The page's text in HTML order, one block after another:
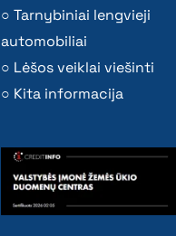
Tarnybiniai lengvieji
automobiliai
Lėšos veiklai viešinti
Kita informacija